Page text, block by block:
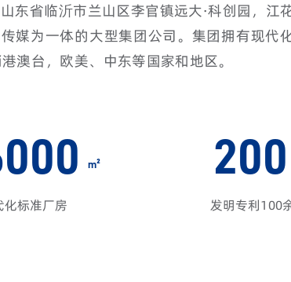
东省临沂市兰山区李官镇远大·科创园，江
媒为一体的大型集团公司。集团拥有现代
澳台，欧美、中东等国家和地区。
m²
化标准厂房
200
发明专利100